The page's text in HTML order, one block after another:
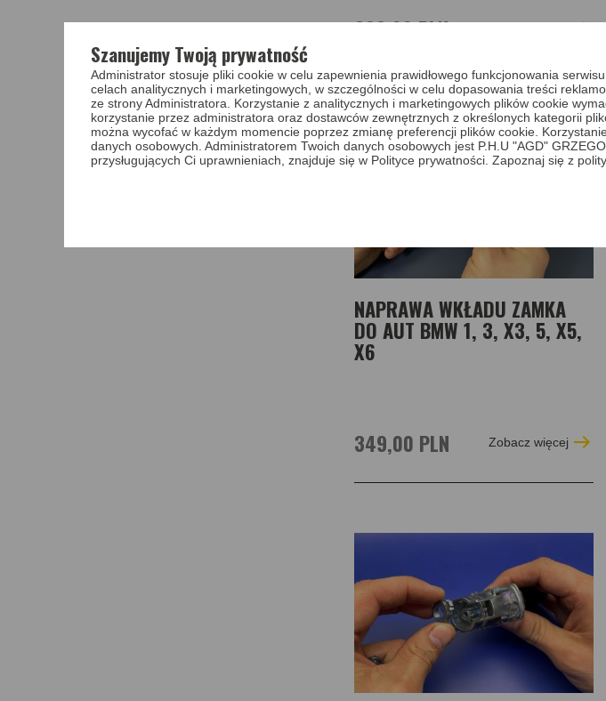
299,00 PLN
NAPRAWA WKŁADU ZAMKA
DO AUT BMW 1, 3, X3, 5, X5,
X6
349,00 PLN Zobacz więcej
Szanujemy Twoją prywatność
Administrator stosuje pliki cookie w celu zapewnienia prawidłowego funkcjonowania
celach analitycznych i marketingowych, w szczególności w celu dopasowania treści
ze strony Administratora. Korzystanie z analitycznych i marketingowych plików cookie
korzystanie przez administratora oraz dostawców zewnętrznych z określonych kategorii
można wycofać w każdym momencie poprzez zmianę preferencji plików cookie.
danych osobowych. Administratorem Twoich danych osobowych jest P.H.U "AGD"
przysługujących Ci uprawnieniach, znajduje się w Polityce prywatności. Zapoznaj się z